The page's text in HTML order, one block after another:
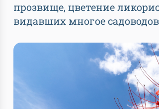
прозвище, цветение
видавших многое садоводов